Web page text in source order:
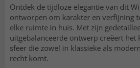
Ontdek de tijdloze elegantie van dit
ontworpen om karakter en verfijning
elke ruimte in huis. Met zijn
uitgebalanceerde ontwerp creëert het
sfeer die zowel in klassieke als
recht komt.